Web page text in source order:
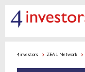
4investors ZEAL Network